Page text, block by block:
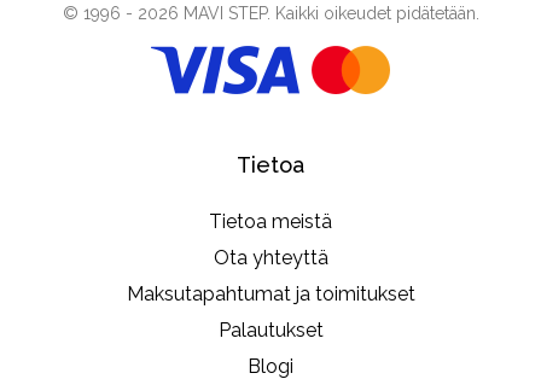
© 1996 - 2026 MAVI STEP. Kaikki oikeudet pidätetään.
Tietoa
Tietoa meistä
Ota yhteyttä
Maksutapahtumat ja toimitukset
Palautukset
Blogi